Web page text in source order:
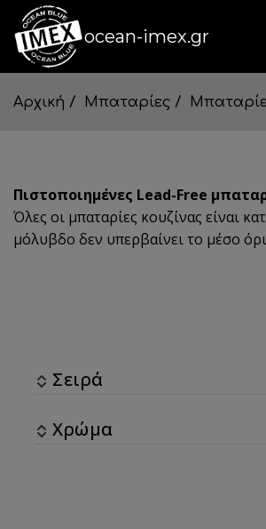
ocean-imex.gr
Αρχική Μπαταρίες
Πιστοποιημένες Lead-Free
Όλες οι μπαταρίες κουζίνας είναι
μόλυβδο δεν υπερβαίνει το μέσο
Σειρά
Χρώμα